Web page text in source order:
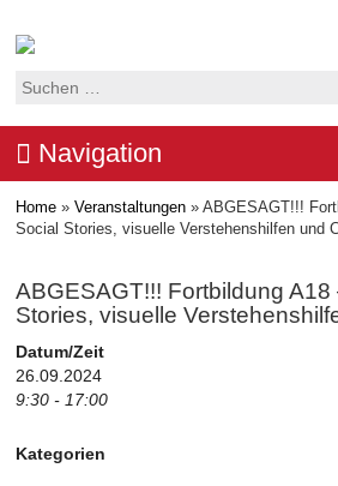
Suchen
Navigation
Home » Veranstaltungen » ABGESAGT!!!
Social Stories, visuelle Verstehenshilfen und
ABGESAGT!!! Fortbildung A18
Stories, visuelle
Datum/Zeit
26.09.2024
9:30 - 17:00
Kategorien